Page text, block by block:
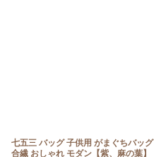
七五三 バッグ 子供用 がまぐちバッグ
合繊 おしゃれ モダン【紫、麻の葉】